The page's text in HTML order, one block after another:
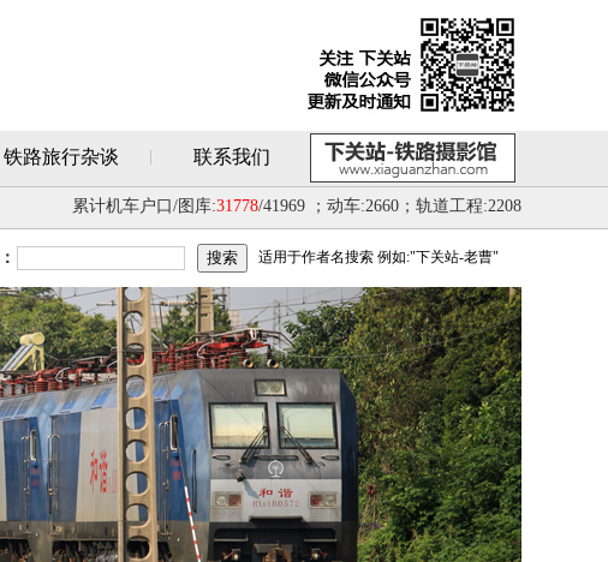
铁路旅行杂谈 联系我们
累计机车户口/图库:31778/41969 ；动车:2660；轨道工程:2208
适用于作者名搜索 例如:"下关站-老曹"